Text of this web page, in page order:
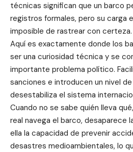
técnicas significan que un barco
registros formales, pero su carga
imposible de rastrear con certeza.
Aquí es exactamente donde los
ser una curiosidad técnica y se
importante problema político.
sanciones e introducen un nivel
desestabiliza el sistema
Cuando no se sabe quién lleva
real navega el barco, desaparece
ella la capacidad de prevenir
desastres medioambientales, lo